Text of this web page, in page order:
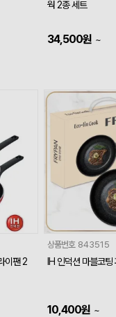
웍 2종 세트
34,500원 ~
이팬 2
상품번호 843515
IH 인덕션 마블코
10,400원 ~